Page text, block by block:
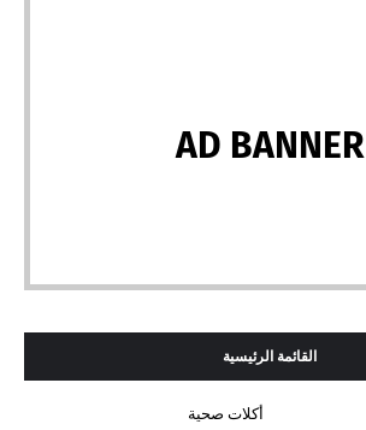
AD BANNER
القائمة الرئيسية
أكلات صحية